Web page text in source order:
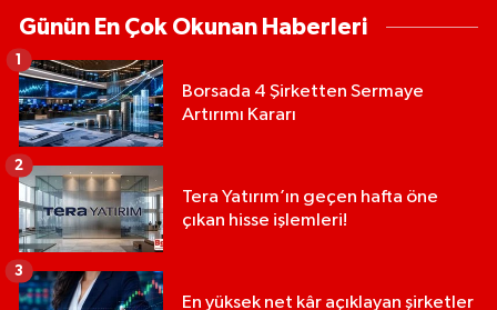
Günün En Çok Okunan Haberleri
Borsada 4 Şirketten Sermaye
Artırımı Kararı
1
Tera Yatırım’ın geçen hafta öne
çıkan hisse işlemleri!
2
En yüksek net kâr açıklayan şirketler
3